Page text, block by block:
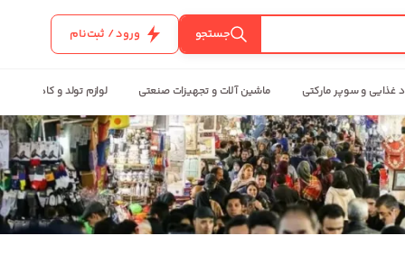
جستجو ورود / ثبت‌نام
غذایی و سوپر مارکتی ماشین آلات و تجهیزات صنعتی لوازم تولد و کادویی